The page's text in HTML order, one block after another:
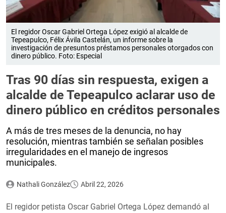
El regidor Oscar Gabriel Ortega López exigió al alcalde de
Tepeapulco, Félix Ávila Castelán, un informe sobre la
investigación de presuntos préstamos personales otorgados con
dinero público. Foto: Especial
Tras 90 días sin respuesta, exigen a
alcalde de Tepeapulco aclarar uso de
dinero público en créditos personales
A más de tres meses de la denuncia, no hay
resolución, mientras también se señalan posibles
irregularidades en el manejo de ingresos
municipales.
Nathali González Abril 22, 2026
El regidor petista Oscar Gabriel Ortega López demandó al